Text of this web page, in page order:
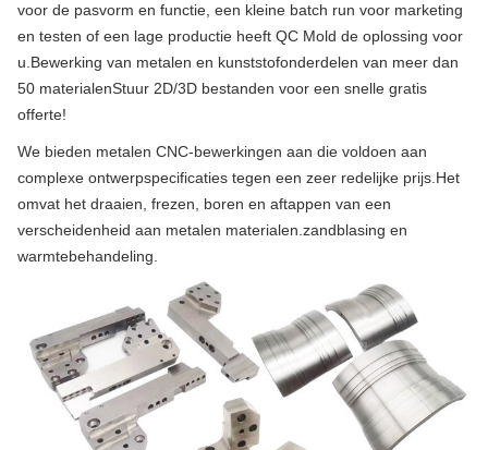
voor de pasvorm en functie, een kleine batch run voor marketing
en testen of een lage productie heeft QC Mold de oplossing voor
u.Bewerking van metalen en kunststofonderdelen van meer dan
50 materialenStuur 2D/3D bestanden voor een snelle gratis
offerte!
We bieden metalen CNC-bewerkingen aan die voldoen aan
complexe ontwerpspecificaties tegen een zeer redelijke prijs. Het
omvat het draaien, frezen, boren en aftappen van een
verscheidenheid aan metalen materialen.zandblasing en
warmtebehandeling.